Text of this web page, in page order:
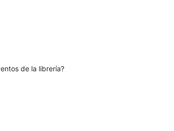
de la librería?